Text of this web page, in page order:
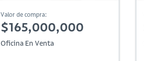
Valor de compra:
$165,000,000
Oficina En Venta